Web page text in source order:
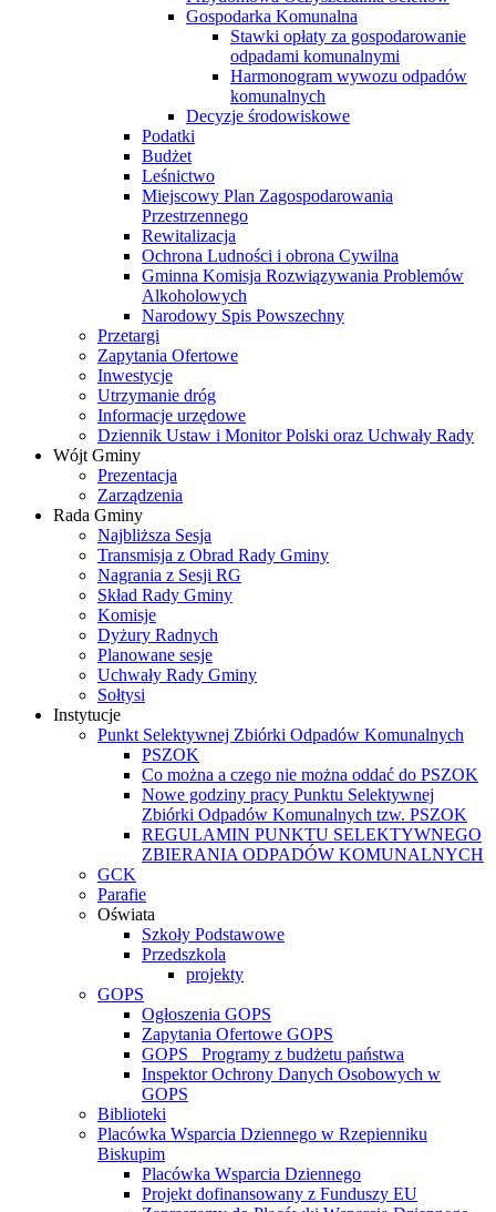
Gospodarka Komunalna
Stawki opłaty za gospodarowanie
odpadami komunalnymi
Harmonogram wywozu odpadów
komunalnych
Decyzje środowiskowe
Podatki
Budżet
Leśnictwo
Miejscowy Plan Zagospodarowania
Przestrzennego
Rewitalizacja
Ochrona Ludności i obrona Cywilna
Gminna Komisja Rozwiązywania Problemów
Alkoholowych
Narodowy Spis Powszechny
Przetargi
Zapytania Ofertowe
Inwestycje
Utrzymanie dróg
Informacje urzędowe
Dziennik Ustaw i Monitor Polski oraz Uchwały Rady
Wójt Gminy
Prezentacja
Zarządzenia
Rada Gminy
Najbliższa Sesja
Transmisja z Obrad Rady Gminy
Nagrania z Sesji RG
Skład Rady Gminy
Komisje
Dyżury Radnych
Planowane sesje
Uchwały Rady Gminy
Sołtysi
Instytucje
Punkt Selektywnej Zbiórki Odpadów Komunalnych
PSZOK
Co można a czego nie można oddać do PSZOK
Nowe godziny pracy Punktu Selektywnej
Zbiórki Odpadów Komunalnych tzw. PSZOK
REGULAMIN PUNKTU SELEKTYWNEGO
ZBIERANIA ODPADÓW KOMUNALNYCH
GCK
Parafie
Oświata
Szkoły Podstawowe
Przedszkola
projekty
GOPS
Ogłoszenia GOPS
Zapytania Ofertowe GOPS
GOPS_ Programy z budżetu państwa
Inspektor Ochrony Danych Osobowych w
GOPS
Biblioteki
Placówka Wsparcia Dziennego w Rzepienniku
Biskupim
Placówka Wsparcia Dziennego
Projekt dofinansowany z Funduszy EU